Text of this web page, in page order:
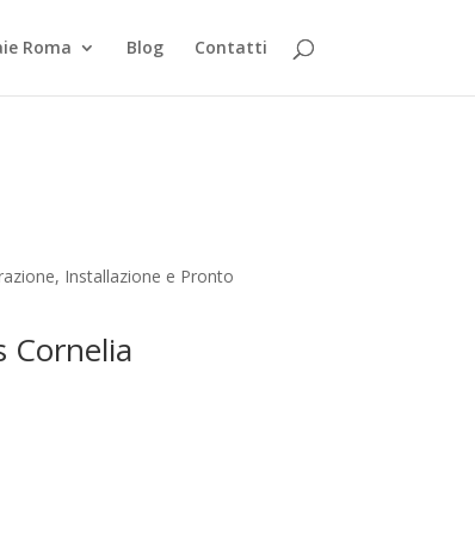
Roma Blog Contatti
Installazione e Pronto
Cornelia